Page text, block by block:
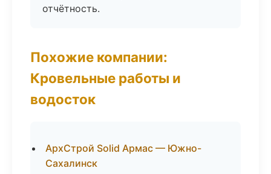
отчётность.
Похожие компании:
Кровельные работы и
водосток
АрхСтрой Solid Армас — Южно-
Сахалинск